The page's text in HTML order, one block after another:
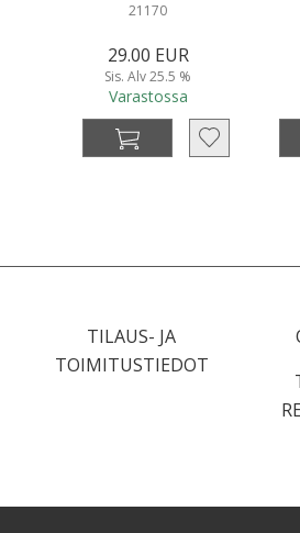
21170
29.00 EUR
Sis. Alv 25.5 %
Varastossa
TILAUS- JA
TOIMITUSTIEDOT